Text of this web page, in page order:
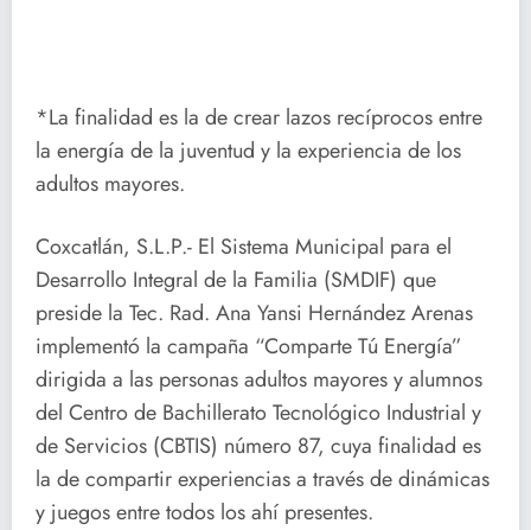
*La finalidad es la de crear lazos recíprocos entre
la energía de la juventud y la experiencia de los
adultos mayores.
Coxcatlán, S.L.P.- El Sistema Municipal para el
Desarrollo Integral de la Familia (SMDIF) que
preside la Tec. Rad. Ana Yansi Hernández Arenas
implementó la campaña “Comparte Tú Energía”
dirigida a las personas adultos mayores y alumnos
del Centro de Bachillerato Tecnológico Industrial y
de Servicios (CBTIS) número 87, cuya finalidad es
la de compartir experiencias a través de dinámicas
y juegos entre todos los ahí presentes.